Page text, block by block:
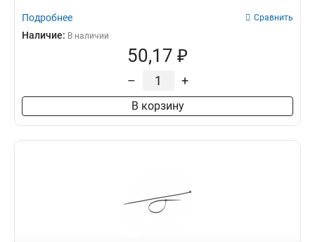
Подробнее Сравнить
Наличие: В наличии
50,17 ₽
– +
В корзину